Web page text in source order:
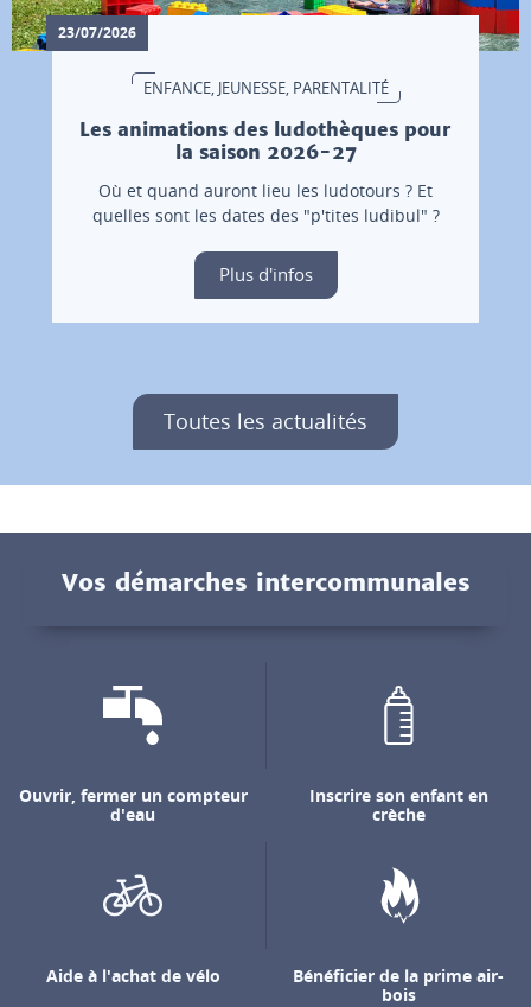
23/07/2026
ENFANCE, JEUNESSE, PARENTALITÉ
Les animations des ludothèques pour
la saison 2026-27
Où et quand auront lieu les ludotours ? Et
quelles sont les dates des "p'tites ludibul" ?
Plus d'infos
Toutes les actualités
Vos démarches intercommunales
Ouvrir, fermer un compteur
d'eau
Inscrire son enfant en
crèche
Aide à l'achat de vélo
Bénéficier de la prime air-
bois